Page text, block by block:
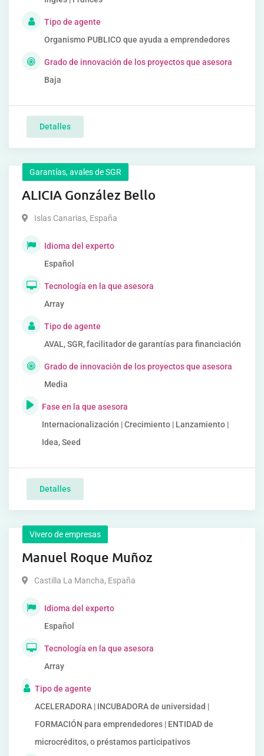
Tipo de agente
Organismo PUBLICO que ayuda a emprendedores
Grado de innovación de los proyectos que asesora
Baja
Detalles
Garantías, avales de SGR
ALICIA González Bello
Islas Canarias, España
Idioma del experto
Español
Tecnología en la que asesora
Array
Tipo de agente
AVAL, SGR, facilitador de garantías para financiación
Grado de innovación de los proyectos que asesora
Media
Fase en la que asesora
Internacionalización | Crecimiento | Lanzamiento |
Idea, Seed
Detalles
Vivero de empresas
Manuel Roque Muñoz
Castilla La Mancha, España
Idioma del experto
Español
Tecnología en la que asesora
Array
Tipo de agente
ACELERADORA | INCUBADORA de universidad |
FORMACIÓN para emprendedores | ENTIDAD de
microcréditos, o préstamos participativos